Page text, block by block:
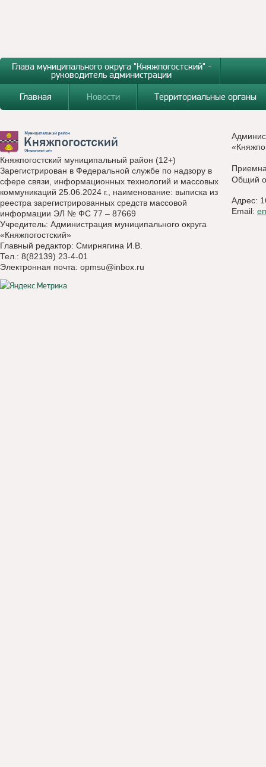
Глава муниципального округа "Княжпогостский" -
руководитель администрации
Главная
Новости Территориальные органы
Княжпогостский муниципальный район (12+)
Зарегистрирован в Федеральной службе по надзору в
сфере связи, информационных технологий и массовых
коммуникаций 25.06.2024 г., наименование: выписка из
реестра зарегистрированных средств массовой
информации ЭЛ № ФС 77 – 87669
Учредитель: Администрация муниципального округа
«Княжпогостский»
Главный редактор: Смирнягина И.В.
Тел.: 8(82139) 23-4-01
Электронная почта: opmsu@inbox.ru
Общий
Адрес:
Email: